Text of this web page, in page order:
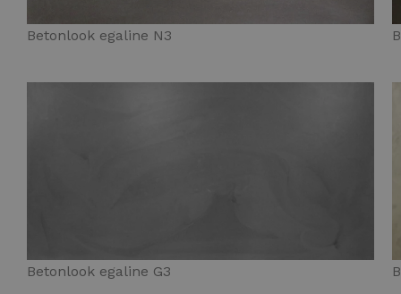
Betonlook egaline N3
Betonlook egaline G3